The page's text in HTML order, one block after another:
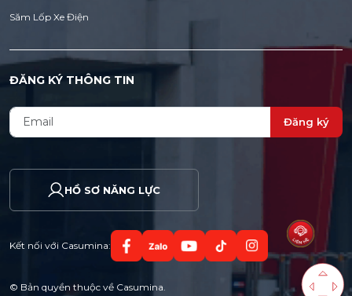
Săm Lốp Xe Điện
ĐĂNG KÝ THÔNG TIN
Đăng ký
HỒ SƠ NĂNG LỰC
Kết nối với Casumina:
© Bản quyền thuộc về Casumina.